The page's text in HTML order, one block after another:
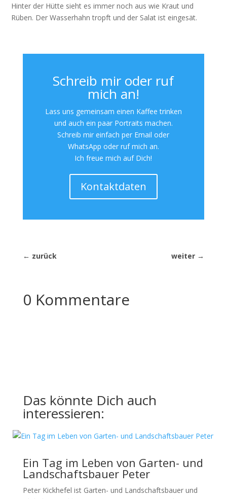
Hinter der Hütte sieht es immer noch aus wie Kraut und
Rüben. Der Wasserhahn tropft und der Salat ist eingesät.
Schreib mir oder ruf
mich an!
Lass uns gemeinsam einen Kaffee trinken
und auch ein paar Portraits machen.
Schreib mir einfach per Email oder
WhatsApp oder ruf mich an.
Ich freue mich auf Dich!
Kontaktdaten
← zurück weiter →
0 Kommentare
Das könnte Dich auch
interessieren:
Ein Tag im Leben von Garten- und
Landschaftsbauer Peter
Peter Kickhefel ist Garten- und Landschaftsbauer und